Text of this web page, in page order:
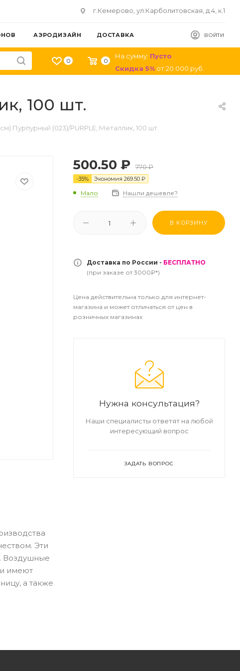
г.Кемерово, ул.Карболитовская, д.4, к.1
ВОЙТИ
АЭРОДИЗАЙН ДОСТАВКА
0 0
На сумму: Пусто
Скидка 5% от20 000 руб.
100 шт.
Пурпурный (023)/PURPLE, Металлик, 100 шт.
Эти
Воздушные
имеют
а также
500.50 ₽ 770₽
-35% Экономия 269.50 ₽
Мало Нашли дешевле?
В КОРЗИНУ
Доставка по России - БЕСПЛАТНО
(при заказе от 3000₽*)
Цена действительна только для интернет-
магазина и может отличаться от цен в
розничных магазинах
Нужна консультация?
Наши специалисты ответят на любой
интересующий вопрос
ЗАДАТЬ ВОПРОС